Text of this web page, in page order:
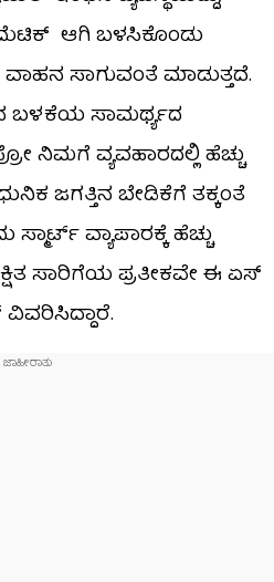
ಆಗಿ ಬಳಸಿಕೊಂಡು
ಸಾಗುವಂತೆ ಮಾಡುತ್ತದೆ.
ಬಳಕೆಯ ಸಾಮರ್ಥ್ಯದ
ನಿಮಗೆ ವ್ಯವಹಾರದಲ್ಲಿ ಹೆಚ್ಚು
ಜಗತ್ತಿನ ಬೇಡಿಕೆಗೆ ತಕ್ಕಂತೆ
ಸ್ಮಾರ್ಟ್‌ ವ್ಯಾಪಾರಕ್ಕೆ ಹೆಚ್ಚು
ಸಾರಿಗೆಯ ಪ್ರತೀಕವೇ ಈ ಏಸ್‌